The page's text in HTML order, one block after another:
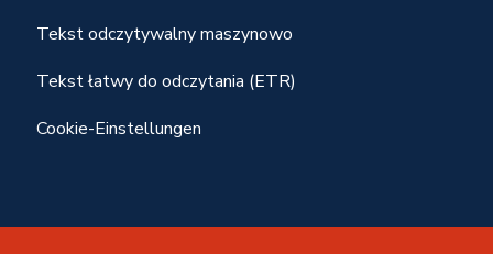
Tekst odczytywalny maszynowo
Tekst łatwy do odczytania (ETR)
Cookie-Einstellungen